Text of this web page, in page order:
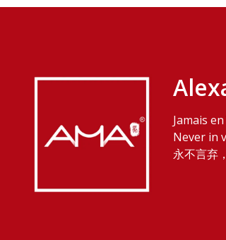
Jamais
Never in
永不言弃